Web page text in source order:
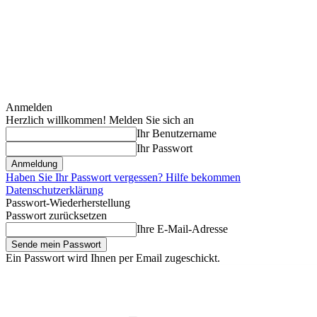
Anmelden
Herzlich willkommen! Melden Sie sich an
Ihr Benutzername
Ihr Passwort
Haben Sie Ihr Passwort vergessen? Hilfe bekommen
Datenschutzerklärung
Passwort-Wiederherstellung
Passwort zurücksetzen
Ihre E-Mail-Adresse
Ein Passwort wird Ihnen per Email zugeschickt.